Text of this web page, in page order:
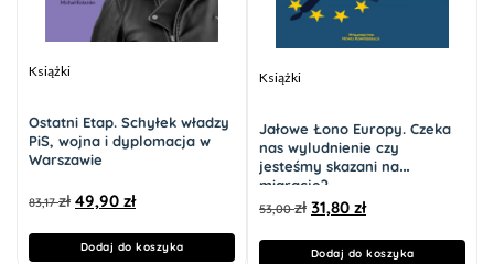
Książki
Ostatni Etap. Schyłek władzy
PiS, wojna i dyplomacja w
Warszawie
83,17zł 49,90 zł
Dodaj do koszyka
Książki
Jałowe Łono Europy. Czeka
nas wyludnienie czy
jesteśmy skazani na
migrację?
53,00zł 31,80 zł
Dodaj do koszyka